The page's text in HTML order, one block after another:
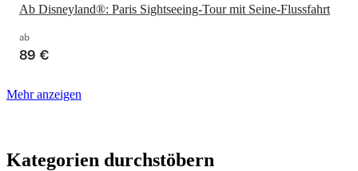
Ab Disneyland®: Paris Sightseeing-Tour mit Seine-Flussfahrt
ab
89 €
Mehr anzeigen
Kategorien durchstöbern